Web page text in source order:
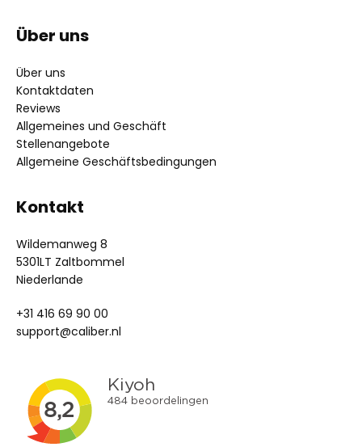
Über uns
Über uns
Kontaktdaten
Reviews
Allgemeines und Geschäft
Stellenangebote
Allgemeine Geschäftsbedingungen
Kontakt
Wildemanweg 8
5301LT Zaltbommel
Niederlande
+31 416 69 90 00
support@caliber.nl